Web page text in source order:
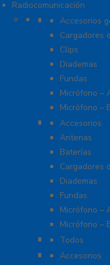
Radiocomunicación
Accesorios
Accesorios
Cargadores
Clips
Diademas
Fundas
Micrófono –
Micrófono –
Accesorios
Accesorios
Antenas
Baterías
Cargadores
Diademas
Fundas
Micrófono –
Micrófono –
Radios
Todos
Accesorios
Accesorios